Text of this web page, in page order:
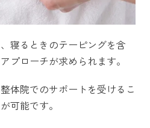
寝るときのテーピングを含
プローチが求められます。
体院でのサポートを受けるこ
可能です。